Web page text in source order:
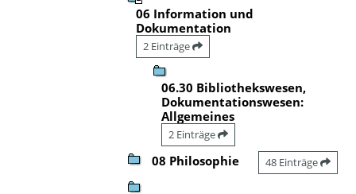
06 Information und
Dokumentation
2 Einträge
06.30 Bibliothekswesen,
Dokumentationswesen:
Allgemeines
2 Einträge
08 Philosophie 48 Einträge